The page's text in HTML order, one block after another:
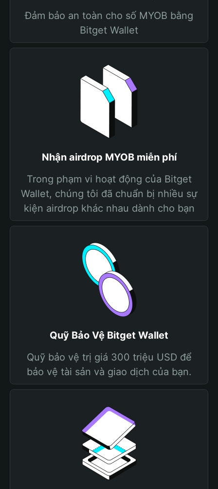
Đảm bảo an toàn cho số MYOB bằng
Bitget Wallet
Nhận airdrop MYOB miễn phí
Trong phạm vi hoạt động của Bitget
Wallet, chúng tôi đã chuẩn bị nhiều sự
kiện airdrop khác nhau dành cho bạn
Quỹ Bảo Vệ Bitget Wallet
Quỹ bảo vệ trị giá 300 triệu USD để
bảo vệ tài sản và giao dịch của bạn.